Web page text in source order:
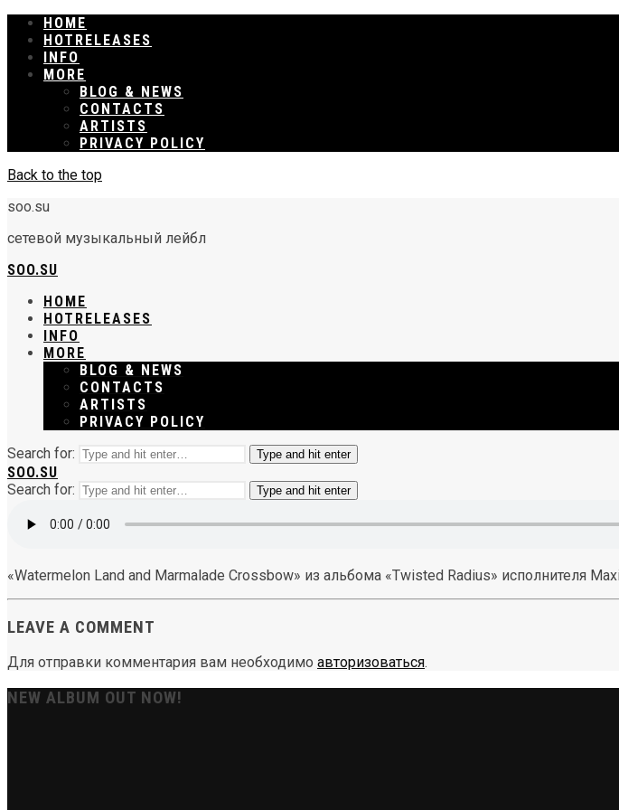
HOME
RELEASES
INFO
MORE
BLOG & NEWS
CONTACTS
ARTISTS
PRIVACY POLICY
Back to the top
soo.su
сетевой музыкальный лейбл
SOO.SU
HOME
RELEASES
INFO
MORE
BLOG & NEWS
CONTACTS
ARTISTS
PRIVACY POLICY
Search for:
Type and hit enter
SOO.SU
Search for:
Type and hit enter
«Watermelon Land and Marmalade Crossbow» из альбома «Twisted Radius» исполнителя
LEAVE A COMMENT
Для отправки комментария вам необходимо авторизоваться.
NEW ALBUM OUT NOW!